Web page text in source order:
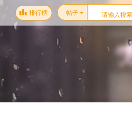
排行榜 帖子